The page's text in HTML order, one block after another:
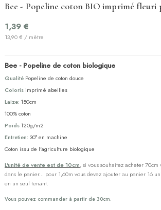
Bee - Popeline coton BIO imprimé fleuri
1,39 €
13,90 € / mètre
Bee - Popeline de coton biologique
Qualité Popeline de coton douce
Coloris imprimé abeilles
Laize: 150cm
100% coton
Poids120g/m2
Entretien: 30° en machine
Coton issu de l'agriculture biologique
L'unité de vente est de 10cm, si vous souhaitez acheter
dans le panier... pour 1,60m vous devez ajouter au panier 16
en un seul tenant.
Vous pouvez commander à partir de 30cm.